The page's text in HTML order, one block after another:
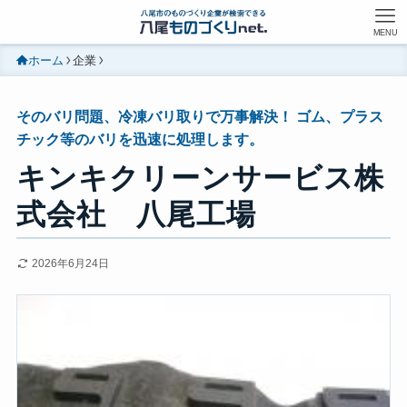
MENU
ホーム 企業
そのバリ問題、冷凍バリ取りで万事解決！ ゴム、プラス
チック等のバリを迅速に処理します。
キンキクリーンサービス株
式会社 八尾工場
2026年6月24日